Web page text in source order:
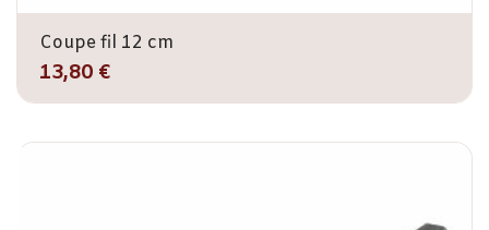
Coupe fil 12 cm
13,80 €